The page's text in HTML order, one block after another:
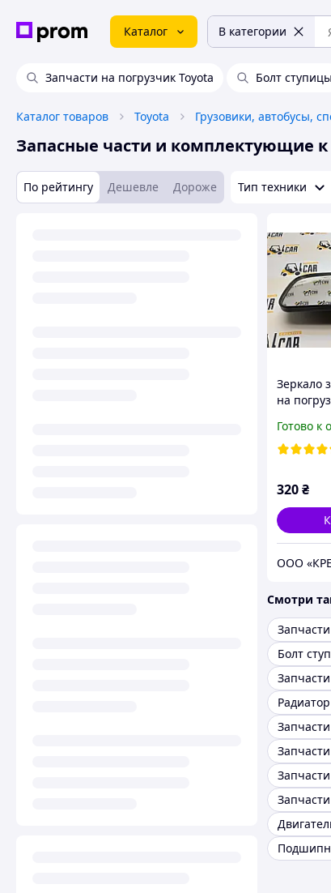
Каталог В категории
Запчасти на погрузчик Toyota Болт ступицы
Каталог товаров Toyota Грузовики, автобусы,
Запасные части и комплектующие
По рейтингу Дешевле Дороже Тип техники
Зеркало
на
23320-71
Готово к
320₴
Смотри
Болт